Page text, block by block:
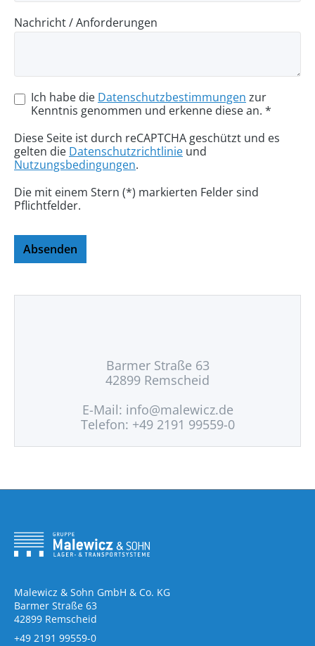
Nachricht / Anforderungen
Ich habe die Datenschutzbestimmungen zur
Kenntnis genommen und erkenne diese an. *
Diese Seite ist durch reCAPTCHA geschützt und es
gelten die Datenschutzrichtlinie und
Nutzungsbedingungen.
Die mit einem Stern (*) markierten Felder sind
Pflichtfelder.
Absenden
Barmer Straße 63
42899 Remscheid
E-Mail: info@malewicz.de
Telefon: +49 2191 99559-0
Malewicz & Sohn GmbH & Co. KG
Barmer Straße 63
42899 Remscheid
+49 2191 99559-0